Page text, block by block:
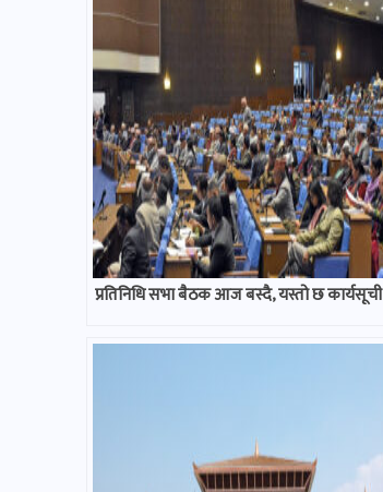
प्रतिनिधि सभा बैठक आज बस्दै, यस्तो छ कार्यसूची